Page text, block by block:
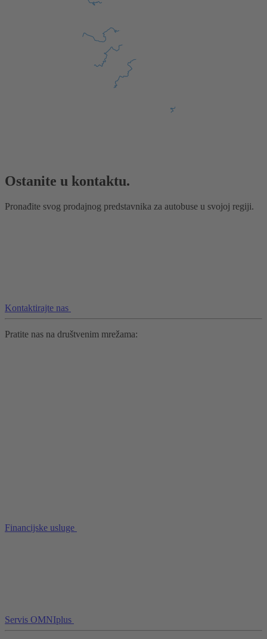
Ostanite u kontaktu.
Pronađite svog prodajnog predstavnika za autobuse u svojoj regiji.
Kontaktirajte nas
Pratite nas na društvenim mrežama:
Financijske usluge
Servis OMNIplus